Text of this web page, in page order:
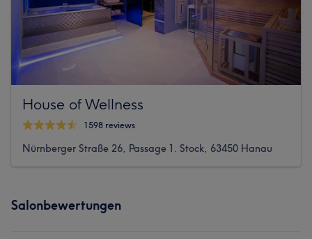
House of Wellness
1598 reviews
Nürnberger Straße 26, Passage 1. Stock, 63450 Hanau
Salonbewertungen